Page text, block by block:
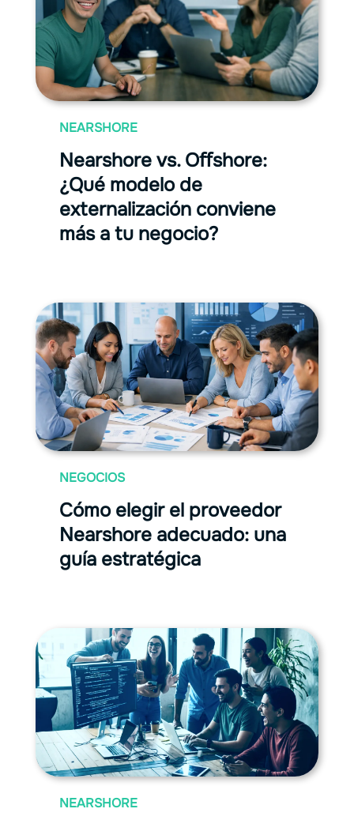
Nearshore vs. Oﬀshore:
¿Qué modelo de
externalización conviene
más a tu negocio?
NEARSHORE
Cómo elegir el proveedor
Nearshore adecuado: una
guía estratégica
NEGOCIOS
NEARSHORE